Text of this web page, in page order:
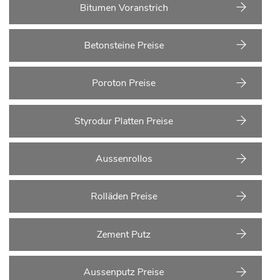
Bitumen Voranstrich
Betonsteine Preise
Poroton Preise
Styrodur Platten Preise
Aussenrollos
Rolläden Preise
Zement Putz
Aussenputz Preise